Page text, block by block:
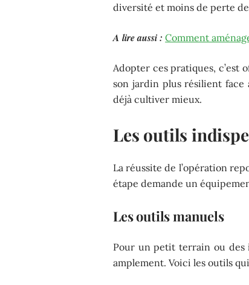
diversité et moins de perte
A lire aussi : Comment
Adopter ces pratiques, c’est
son jardin plus résilient face
déjà cultiver mieux.
Les outils
La réussite de l’opération
étape demande un
Les outils manuels
Pour un petit terrain ou des
amplement. Voici les outils